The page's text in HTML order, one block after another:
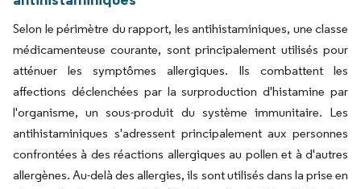
Selon le périmètre du rapport, les antihistaminiques, une classe
médicamenteuse courante, sont principalement utilisés pour
atténuer les symptômes allergiques. Ils combattent les
affections déclenchées par la surproduction d'histamine par
l'organisme, un sous-produit du système immunitaire. Les
antihistaminiques s'adressent principalement aux personnes
confrontées à des réactions allergiques au pollen et à d'autres
allergènes. Au-delà des allergies, ils sont utilisés dans la prise en